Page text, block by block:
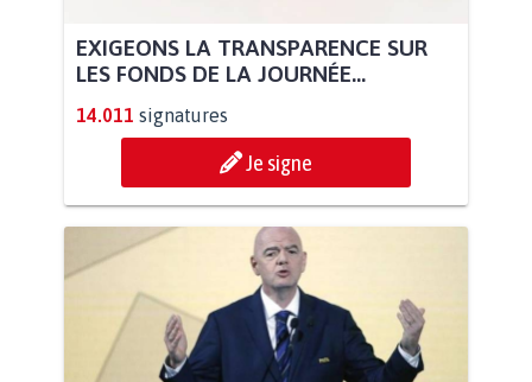
EXIGEONS LA TRANSPARENCE SUR
LES FONDS DE LA JOURNÉE...
14.011 signatures
Je signe